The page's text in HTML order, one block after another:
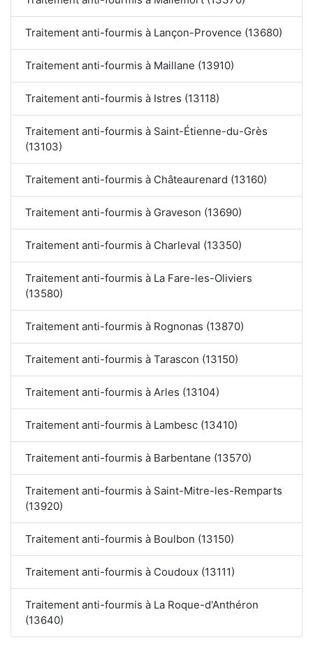
Traitement anti-fourmis à Lançon-Provence (13680)
Traitement anti-fourmis à Maillane (13910)
Traitement anti-fourmis à Istres (13118)
Traitement anti-fourmis à Saint-Étienne-du-Grès
(13103)
Traitement anti-fourmis à Châteaurenard (13160)
Traitement anti-fourmis à Graveson (13690)
Traitement anti-fourmis à Charleval (13350)
Traitement anti-fourmis à La Fare-les-Oliviers
(13580)
Traitement anti-fourmis à Rognonas (13870)
Traitement anti-fourmis à Tarascon (13150)
Traitement anti-fourmis à Arles (13104)
Traitement anti-fourmis à Lambesc (13410)
Traitement anti-fourmis à Barbentane (13570)
Traitement anti-fourmis à Saint-Mitre-les-Remparts
(13920)
Traitement anti-fourmis à Boulbon (13150)
Traitement anti-fourmis à Coudoux (13111)
Traitement anti-fourmis à La Roque-d'Anthéron
(13640)